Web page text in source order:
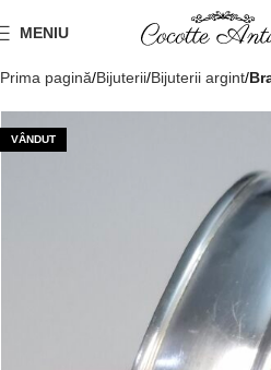
MENIU
Prima pagină Bijuterii Bijuterii argint
VÂNDUT